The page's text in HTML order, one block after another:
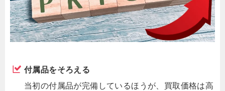
付属品をそろえる
当初の付属品が完備しているほうが、買取価格は高